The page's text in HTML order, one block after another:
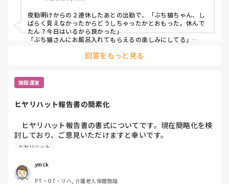
夜勤明けからの２連休したあとの出勤で、「ぶち猫ちゃん、し
ばらく見えなかったからどうしちゃったかとおもった。休んで
たん？今日はいるから良かった」
「ぶち猫さんにお風呂入れてもらえるの楽しみにしてる」
回答をもっと見る
施設運営
ヒヤリハット報告書の簡素化
ヒヤリハット報告書の書式についてです。現在簡略化を検
討しており、ご意見いただけますと幸いです。
規・義務規定はないかと思います。つまるところ、用を成せ
ば、いくらでも簡素化できるものと言う考えなのですが…。
ヒヤリハット
ymck
PT・OT・リハ, 介護老人保健施設